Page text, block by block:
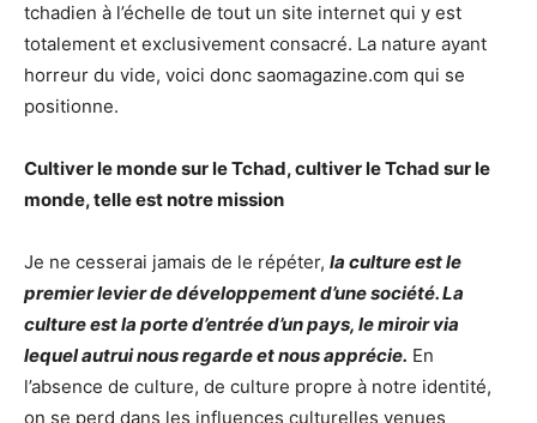
tchadien à l’échelle de tout un site internet qui y est
totalement et exclusivement consacré. La nature ayant
horreur du vide, voici donc saomagazine.com qui se
positionne.
Cultiver le monde sur le Tchad, cultiver le Tchad sur le
monde, telle est notre mission
Je ne cesserai jamais de le répéter, la culture est le
premier levier de développement d’une société. La
culture est la porte d’entrée d’un pays, le miroir via
lequel autrui nous regarde et nous apprécie. En
l’absence de culture, de culture propre à notre identité,
on se perd dans les influences culturelles venues